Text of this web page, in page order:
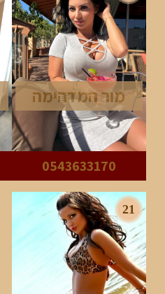
מור המדהימה
0543633170
21